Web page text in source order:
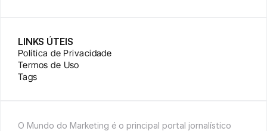
LINKS ÚTEIS
Política de Privacidade
Termos de Uso
Tags
O Mundo do Marketing é o principal portal jornalístico